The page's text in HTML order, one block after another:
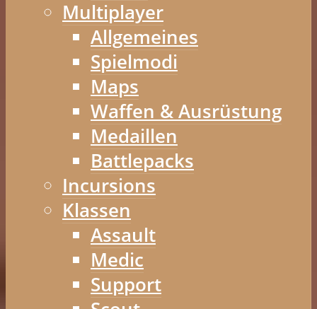
Multiplayer
Allgemeines
Spielmodi
Maps
Waffen & Ausrüstung
Medaillen
Battlepacks
Incursions
Klassen
Assault
Medic
Support